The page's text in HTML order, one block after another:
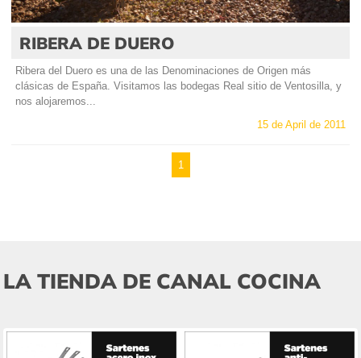
RIBERA DE DUERO
Ribera del Duero es una de las Denominaciones de Origen más
clásicas de España. Visitamos las bodegas Real sitio de Ventosilla, y
nos alojaremos...
15 de April de 2011
1
LA TIENDA DE CANAL COCINA